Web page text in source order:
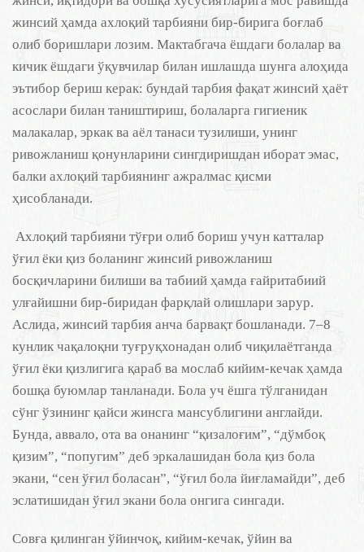
жинсий ҳамда ахлоқий тарбияни бир-бирига боғлаб
олиб боришлари лозим. Мактабгача ёшдаги болалар ва
кичик ёшдаги ўқувчилар билан ишлашда шунга алоҳида
эътибор бериш керак: бундай тарбия фақат жинсий ҳаёт
асослари билан таништириш, болаларга гигиеник
малакалар, эркак ва аёл танаси тузилиши, унинг
ривожланиш қонунларини сингдиришдан иборат эмас,
балки ахлоқий тарбиянинг ажралмас қисми
ҳисобланади.
Ахлоқий тарбияни тўғри олиб бориш учун катталар
ўғил ёки қиз боланинг жинсий ривожланиш
босқичларини билиши ва табиий ҳамда ғайритабиий
улғайишни бир-биридан фарқлай олишлари зарур.
Аслида, жинсий тарбия анча барвақт бошланади. 7–8
кунлик чақалоқни туғруқхонадан олиб чиқилаётганда
ўғил ёки қизлигига қараб ва мослаб кийим-кечак ҳамда
бошқа буюмлар танланади. Бола уч ёшга тўлганидан
сўнг ўзининг қайси жинсга мансублигини англайди.
Бунда, аввало, ота ва онанинг “қизалоғим”, “дўмбоқ
қизим”, “попугим” деб эркалашидан бола қиз бола
экани, “сен ўғил боласан”, “ўғил бола йиғламайди”, деб
эслатишидан ўғил экани бола онгига сингади.
Совға қилинган ўйинчоқ, кийим-кечак, ўйин ва